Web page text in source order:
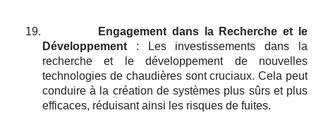
19.
Engagement dans la Recherche et le
Développement: Les investissements dans la
recherche et le développement de nouvelles
technologies de chaudières sont cruciaux. Cela peut
conduire à la création de systèmes plus sûrs et plus
efficaces, réduisant ainsi les risques de fuites.